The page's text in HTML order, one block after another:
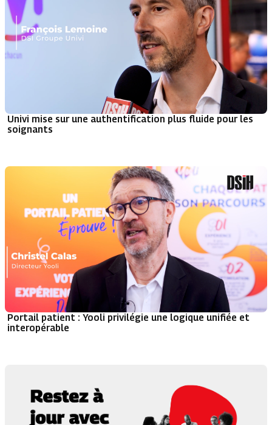
Univi mise sur une authentification plus fluide pour les
soignants
Portail patient : Yooli privilégie une logique unifiée et
interopérable